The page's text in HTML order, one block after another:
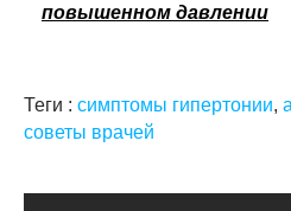
повышенном давлении
Теги : симптомы гипертонии,
советы врачей